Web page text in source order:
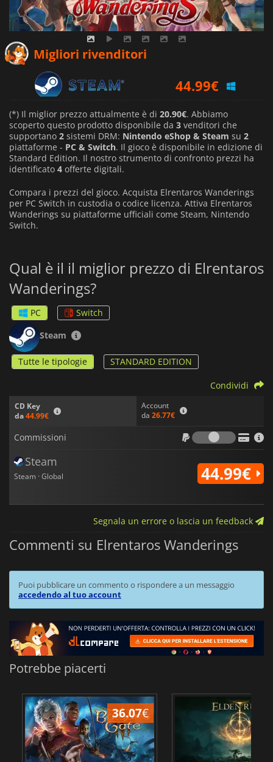
Migliori rivenditori
44.99€
(*) Il miglior prezzo attualmente è di 20.90€. Abbiamo
scoperto questo prodotto disponibile da 3 venditori che
supportano 2 sistemi DRM: Nintendo eShop & Steam su 2
piattaforme - PC & Switch. Il gioco è disponibile in edizione di
Standard Edition. Il nostro strumento di confronto prezzi ha
identificato 4 offerte digitali.
Compara i prezzi del gioco. Acquista Elrentaros Wanderings
per PC Switch in custodia o codice licenza. Attiva Elrentaros
Wanderings su piattaforme ufficiali come Steam, Nintendo
Switch.
Qual è il il miglior prezzo di Elrentaros
Wanderings?
PC
Switch
Steam
Tutte le tipologie STANDARD EDITION
CD Key
da44.99€
Account
da 26.77€
Condividi
Commissioni
Steam
Steam · Global 44.99€
Segnala un errore o lascia un feedback
Commenti su Elrentaros Wanderings
Puoi pubblicare un commento o rispondere a un messaggio
accedendo al tuo account
Potrebbe piacerti
36.07€